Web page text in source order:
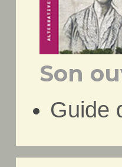
Son
Guide